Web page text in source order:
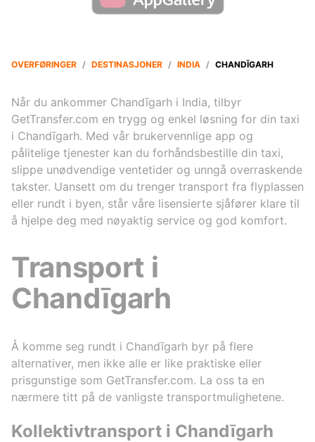
OVERFØRINGER / DESTINASJONER / INDIA / CHANDĪGARH
Når du ankommer Chandīgarh i India, tilbyr
GetTransfer.com en trygg og enkel løsning for din taxi
i Chandīgarh. Med vår brukervennlige app og
pålitelige tjenester kan du forhåndsbestille din taxi,
slippe unødvendige ventetider og unngå overraskende
takster. Uansett om du trenger transport fra flyplassen
eller rundt i byen, står våre lisensierte sjåfører klare til
å hjelpe deg med nøyaktig service og god komfort.
Transport i
Chandīgarh
Å komme seg rundt i Chandīgarh byr på flere
alternativer, men ikke alle er like praktiske eller
prisgunstige som GetTransfer.com. La oss ta en
nærmere titt på de vanligste transportmulighetene.
Kollektivtransport i Chandīgarh